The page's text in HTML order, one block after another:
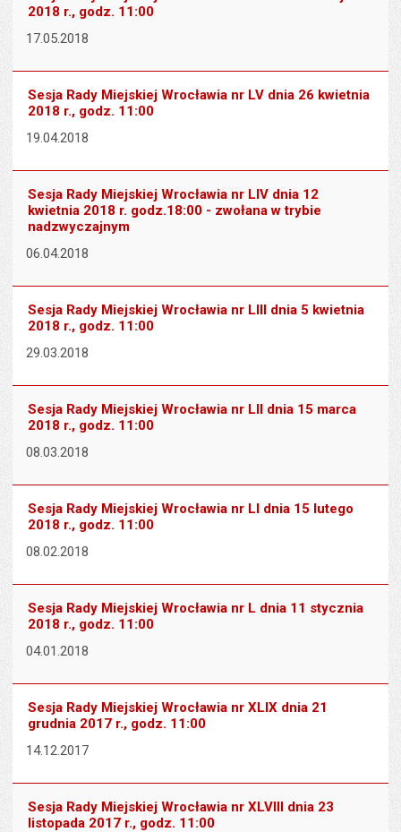
2018 r., godz. 11:00
17.05.2018
Sesja Rady Miejskiej Wrocławia nr LV dnia 26 kwietnia
2018 r., godz. 11:00
19.04.2018
Sesja Rady Miejskiej Wrocławia nr LIV dnia 12
kwietnia 2018 r. godz.18:00 - zwołana w trybie
nadzwyczajnym
06.04.2018
Sesja Rady Miejskiej Wrocławia nr LIII dnia 5 kwietnia
2018 r., godz. 11:00
29.03.2018
Sesja Rady Miejskiej Wrocławia nr LII dnia 15 marca
2018 r., godz. 11:00
08.03.2018
Sesja Rady Miejskiej Wrocławia nr LI dnia 15 lutego
2018 r., godz. 11:00
08.02.2018
Sesja Rady Miejskiej Wrocławia nr L dnia 11 stycznia
2018 r., godz. 11:00
04.01.2018
Sesja Rady Miejskiej Wrocławia nr XLIX dnia 21
grudnia 2017 r., godz. 11:00
14.12.2017
Sesja Rady Miejskiej Wrocławia nr XLVIII dnia 23
listopada 2017 r., godz. 11:00